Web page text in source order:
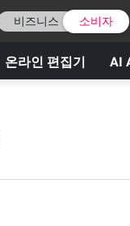
비즈니스 소비자
온라인 편집기 AI